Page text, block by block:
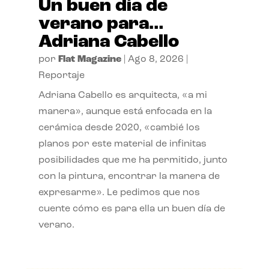
Un buen día de
verano para…
Adriana Cabello
por Flat Magazine| Ago 8, 2026
Reportaje
Adriana Cabello es arquitecta, «a mi
manera», aunque está enfocada en la
cerámica desde 2020, «cambié los
planos por este material de infinitas
posibilidades que me ha permitido, junto
con la pintura, encontrar la manera de
expresarme». Le pedimos que nos
cuente cómo es para ella un buen día de
verano.